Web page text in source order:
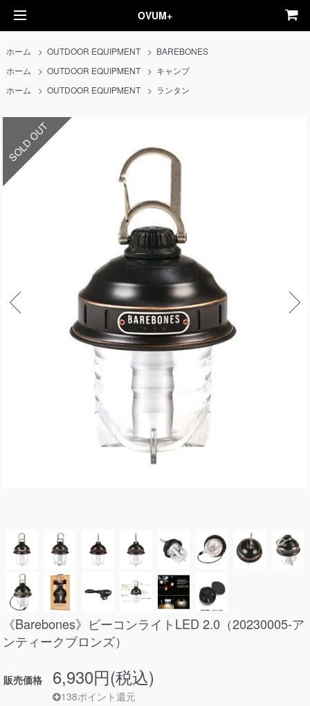
OVUM+
ホーム >OUTDOOR EQUIPMENT > BAREBONES
ホーム
>OUTDOOR EQUIPMENT > キャンプ
ホーム
>OUTDOOR EQUIPMENT > ランタン
SOLD OUT
《Barebones》ビーコンライトLED 2.0（20230005-ア
ンティークブロンズ）
販売価格 6,930円(税込)
138ポイント還元